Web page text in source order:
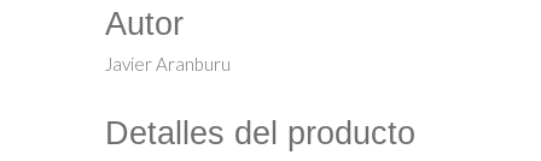
Autor
Javier Aranburu
Detalles del producto